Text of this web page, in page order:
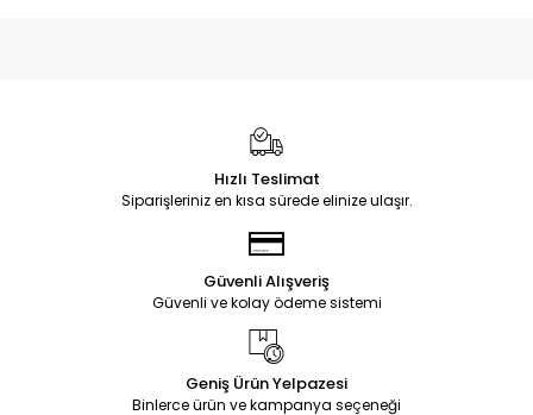
Hızlı Teslimat
Siparişleriniz en kısa sürede elinize ulaşır.
Güvenli Alışveriş
Güvenli ve kolay ödeme sistemi
Geniş Ürün Yelpazesi
Binlerce ürün ve kampanya seçeneği